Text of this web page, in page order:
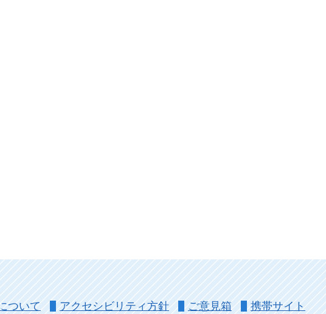
ついて アクセシビリティ方針 ご意見箱 携帯サイト